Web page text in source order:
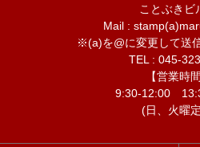
ことぶきビ
Mail :
※(a)を@に変更して送
TEL : 045-
【営業時間
9:30-12:00
(日、火曜